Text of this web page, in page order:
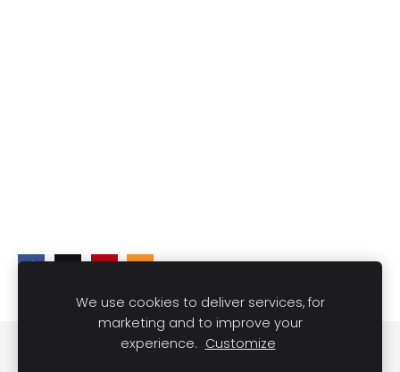
DARĪT UN REDZĒT Sīkdatnes
We use cookies to deliver services, for
marketing and to improve your
experience. Customize